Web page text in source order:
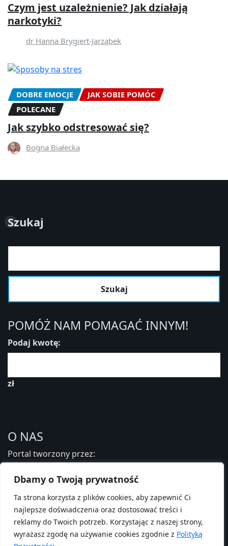
Dbamy o Twoją prywatność
Ta strona korzysta z plików cookies, aby zapewnić Ci
najlepsze doświadczenia oraz dostosować treści i
reklamy do Twoich potrzeb. Korzystając z naszej strony,
wyrażasz zgodę na używanie cookies zgodnie z Polityką
Czym jest uzależnienie? Jak działają
narkotyki?
dr Hanna Brygiert-Jarząbek
DOBRE EMOCJE
JAK SOBIE POMÓC
POLECANE
Jak szybko odstresować się?
Bogna Białecka
Szukaj
Szukaj
POMÓŻ NAM POMAGAĆ INNYM!
Podaj kwotę:
zł
O NAS
Portal tworzony przez:
Fundacja Edukacji Zdrowotnej i Psychoterapii
PAMIĘTAJ O NAS ROZLICZAJĄC 1,5%
PRZECZYTAJ JAK: